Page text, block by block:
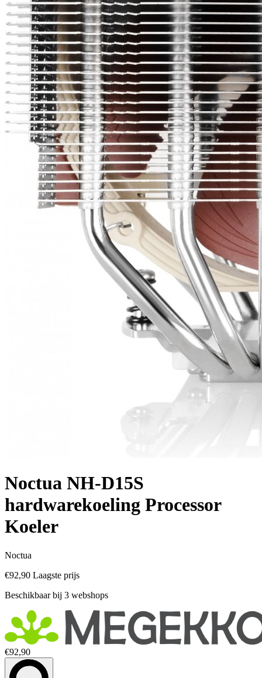
Noctua NH-D15S
hardwarekoeling Processor
Koeler
Noctua
€92,90 Laagste prijs
Beschikbaar bij 3 webshops
€92,90